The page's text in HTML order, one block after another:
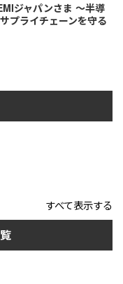
ジャパンさま ～半導
プライチェーンを守る
すべて表示する